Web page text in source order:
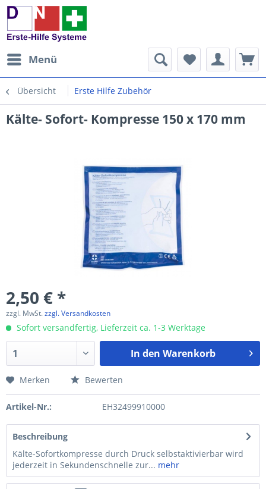
Menü
Übersicht Erste Hilfe Zubehör
Kälte- Sofort- Kompresse 150 x 170 mm
2,50 € *
zzgl. MwSt.zzgl. Versandkosten
Sofort versandfertig, Lieferzeit ca. 1-3 Werktage
In den Warenkorb
Merken Bewerten
Artikel-Nr.: EH32499910000
Beschreibung
Kälte-Sofortkompresse durch Druck selbstaktivierbar wird
jederzeit in Sekundenschnelle zur... mehr